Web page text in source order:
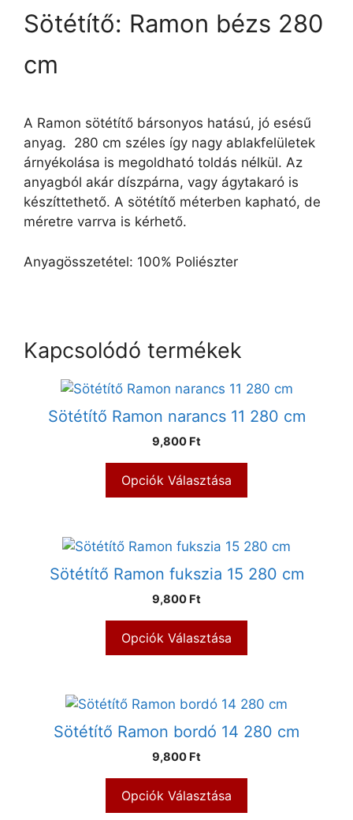
Sötétítő: Ramon bézs 280
cm
A Ramon sötétítő bársonyos hatású, jó esésű
anyag. 280 cm széles így nagy ablakfelületek
árnyékolása is megoldható toldás nélkül. Az
anyagból akár díszpárna, vagy ágytakaró is
készíttethető. A sötétítő méterben kapható, de
méretre varrva is kérhető.
Anyagösszetétel: 100% Poliészter
Kapcsolódó termékek
Sötétítő Ramon narancs 11 280 cm
9,800 Ft
Opciók Választása
Sötétítő Ramon fukszia 15 280 cm
9,800 Ft
Opciók Választása
Sötétítő Ramon bordó 14 280 cm
9,800 Ft
Opciók Választása